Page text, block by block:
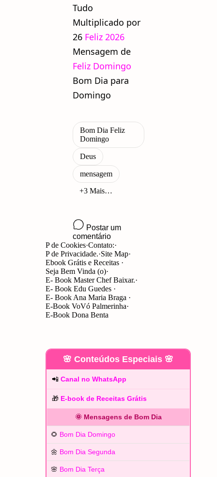
Tudo
Multiplicado por
26 Feliz 2026
Mensagem de
Feliz Domingo
Bom Dia para
Domingo
P de Cookies Contato:
P de Privacidade. Site Map
Ebook Grátis e Receitas
Seja Bem Vinda (o)
E- Book Master Chef Baixar.
E- Book Edu Guedes
E- Book Ana Maria Braga
E-Book VoVó Palmerinha
E-Book Dona Benta
🌸 Conteúdos Especiais 🌸
📲 Canal no WhatsApp
🎁 E-book de Receitas Grátis
🌞 Mensagens de Bom Dia
🌻 Bom Dia Domingo
🌼 Bom Dia Segunda
🌸 Bom Dia Terça